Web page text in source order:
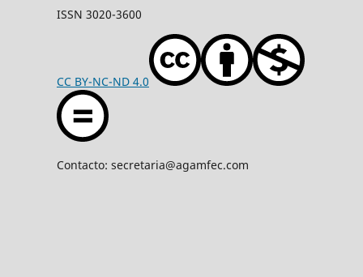
ISSN 3020-3600
CC BY-NC-ND 4.0
Contacto: secretaria@agamfec.com